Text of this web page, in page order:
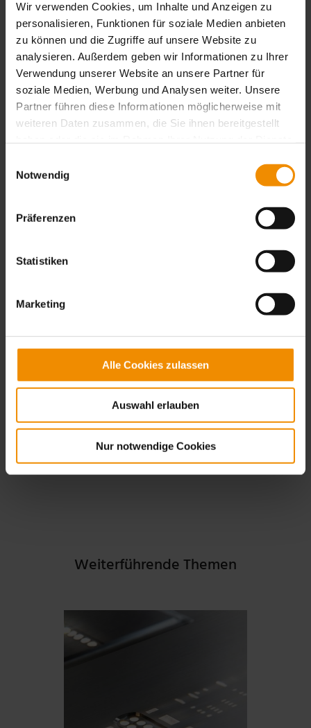
Wir verwenden Cookies, um Inhalte und Anzeigen zu
personalisieren, Funktionen für soziale Medien anbieten
zu können und die Zugriffe auf unsere Website zu
analysieren. Außerdem geben wir Informationen zu Ihrer
Verwendung unserer Website an unsere Partner für
soziale Medien, Werbung und Analysen weiter. Unsere
Partner führen diese Informationen möglicherweise mit
weiteren Daten zusammen, die Sie ihnen bereitgestellt
Notwendig
Präferenzen
Statistiken
Marketing
Alle Cookies zulassen
Auswahl erlauben
Nur notwendige Cookies
VERBEULT/VERSCHLISSEN WURDE
(Edelstahl nach 20 Tausend Rakelzyklen)
Downloads
Produkt
Informationen
Nanovate
294 KB
Weiterführende Themen